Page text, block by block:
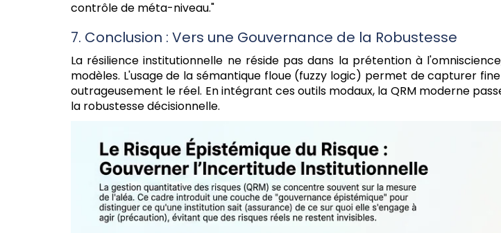
contrôle de méta-niveau."
7. Conclusion : Vers une Gouvernance de la Robustesse
La résilience institutionnelle ne réside pas dans la prétention à
modèles. L'usage de la sémantique floue (fuzzy logic) permet de capturer
outrageusement le réel. En intégrant ces outils modaux, la QRM moderne
la robustesse décisionnelle.